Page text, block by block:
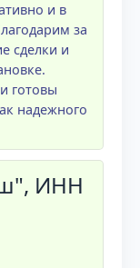
и в
за
сделки и
готовы
надежного
ИНН